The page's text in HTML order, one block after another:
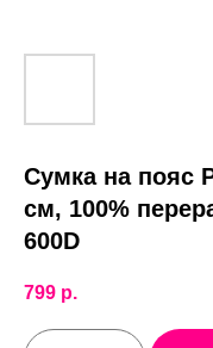
Сумка на пояс
см, 100%
600D
799 р.